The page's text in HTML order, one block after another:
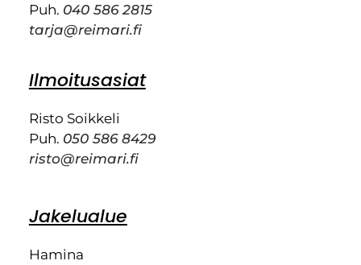
Puh. 040 586 2815
tarja@reimari.fi
Ilmoitusasiat
Risto Soikkeli
Puh. 050 586 8429
risto@reimari.fi
Jakelualue
Hamina